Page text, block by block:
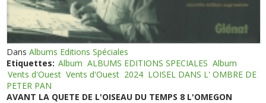
DansAlbums Editions Spéciales
Etiquettes: Album ALBUMS EDITIONS SPECIALES Album
Vents d'Ouest Vents d'Ouest 2024 LOISEL DANS L' OMBRE DE
PETER PAN
AVANT LA QUETE DE L'OISEAU DU TEMPS 8 L'OMEGON